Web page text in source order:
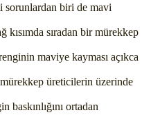
sorunlardan biri de mavi
kısımda sıradan bir mürekkep
maviye kayması açıkca
üreticilerin üzerinde
baskınlığını ortadan